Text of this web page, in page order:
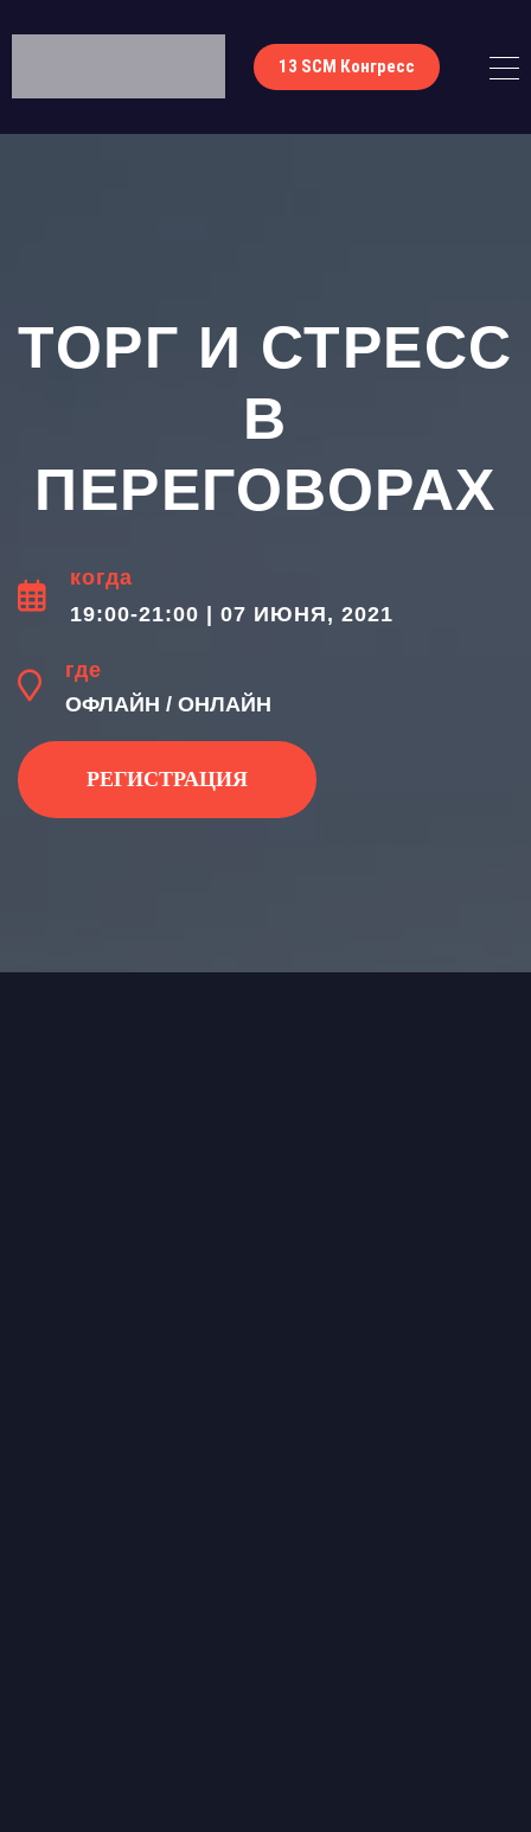
13 SCM Конгресс
ТОРГ И СТРЕСС
В
ПЕРЕГОВОРАХ
когда
19:00-21:00 | 07 ИЮНЯ, 2021
где
ОФЛАЙН / ОНЛАЙН
РЕГИСТРАЦИЯ